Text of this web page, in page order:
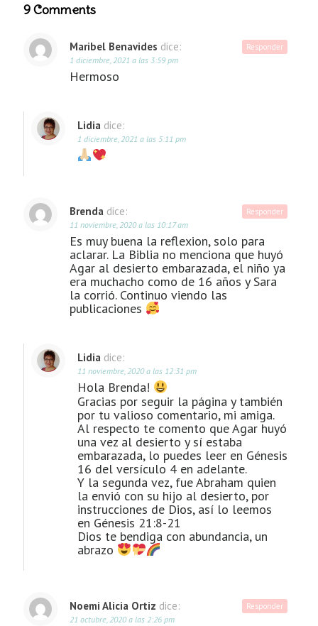
9 Comments
Maribel Benavides dice:
1 diciembre, 2021 a las 3:59 pm
Hermoso
Responder
Lidia dice:
1 diciembre, 2021 a las 5:11 pm
Brenda dice:
11 noviembre, 2020 a las 10:17 am
Es muy buena la reflexion, solo para
aclarar. La Biblia no menciona que huyó
Agar al desierto embarazada, el niño ya
era muchacho como de 16 años y Sara
la corrió. Continuo viendo las
publicaciones
Responder
Lidia dice:
11 noviembre, 2020 a las 12:31 pm
Hola Brenda!
Gracias por seguir la página y también
por tu valioso comentario, mi amiga.
Al respecto te comento que Agar huyó
una vez al desierto y sí estaba
embarazada, lo puedes leer en Génesis
16 del versículo 4 en adelante.
Y la segunda vez, fue Abraham quien
la envió con su hijo al desierto, por
instrucciones de Dios, así lo leemos
en Génesis 21:8-21
Dios te bendiga con abundancia, un
abrazo
Noemi Alicia Ortiz dice:
21 octubre, 2020 a las 2:26 pm
Responder